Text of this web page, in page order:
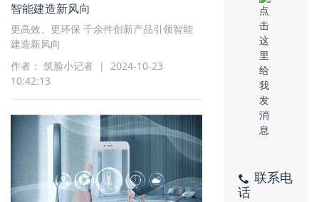
智能建造新风向
更高效、更环保 千余件创新产品引领智能
建造新风向
作者： 筑脸小记者 | 2024-10-23
10:42:13
联系电
话